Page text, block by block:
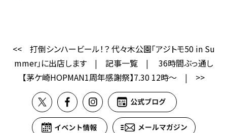
<<
打倒シンハービール！？ 代々木公園「アジトモ50 in Su
mmer」に出店します| 記事一覧|
36時間ぶっ通し
【茅ケ崎HOPMAN1周年感謝祭】7.30 12時～ | >>